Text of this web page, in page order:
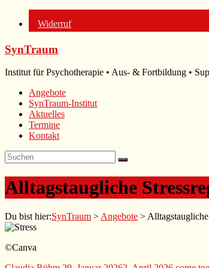
Widerruf
Zum
Inhalt
springen
SynTraum
Institut für Psychotherapie • Aus- & Fortbildung •
Angebote
SynTraum-Institut
Aktuelles
Termine
Kontakt
Alltagstaugliche
Du bist hier:SynTraum > Angebote >
©Canva